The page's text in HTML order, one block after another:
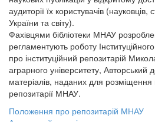
аудиторії їх користувачів (науковців,
України та світу).
Фахівцями бібліотеки МНАУ
регламентують роботу
про інституційний репозитарій
аграрного університету, Авторський
матеріалів, наданих для розміщення
репозитарії МНАУ.
Положення про репозитарій МНАУ